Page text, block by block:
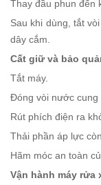
Thay đầu phun đến
Sau khi dùng, tắt
dây cắm.
Cất giữ và bảo
Tắt máy.
Đóng vòi nước cung
Rút phích điện ra
Thải phần áp lực
Hãm móc an toàn
Vận hành máy rửa